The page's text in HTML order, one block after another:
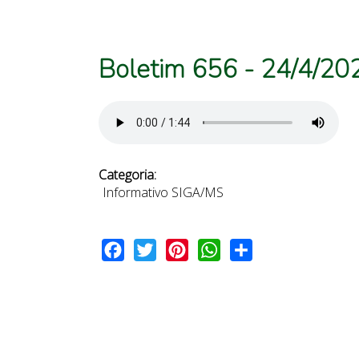
Boletim 656 - 24/4/
Categoria:
Informativo SIGA/MS
Facebook
Twitter PinterestWhatsApp